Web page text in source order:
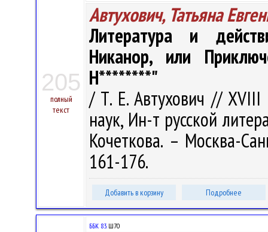
205
полный
текст
Автухович, Татьяна
Литература и
Никанор, или
Н********"
/ Т. Е. Автухович // XVIII
наук, Ин-т русской
Кочеткова. – Москва-
161-176.
Добавить в корзину Подробнее
ББК 83.Ш70